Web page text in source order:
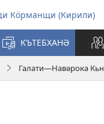
Зьман
бьжберә
Кöрманщи (Кирили)
КʹЬТЕБХАНӘ
Галати—Навәрока Кьн